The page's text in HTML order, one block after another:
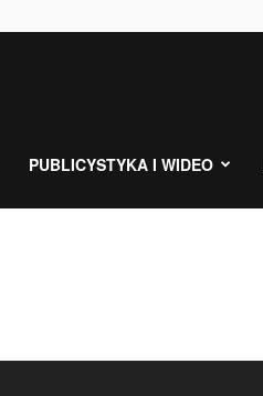
PUBLICYSTYKA I WIDEO